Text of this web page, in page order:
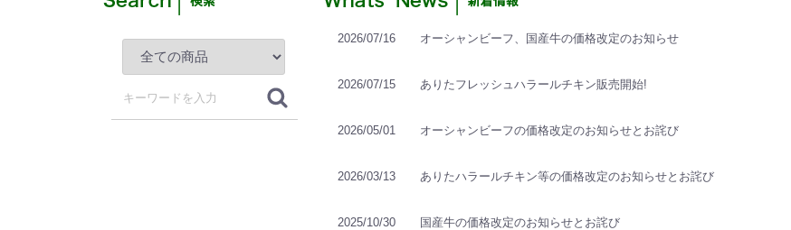
2026/07/16 オーシャンビーフ、国産牛の価格改定のお知らせ
2026/07/15 ありたフレッシュハラールチキン販売開始!
2026/05/01 オーシャンビーフの価格改定のお知らせとお詫び
2026/03/13 ありたハラールチキン等の価格改定のお知らせとお詫び
2025/10/30 国産牛の価格改定のお知らせとお詫び